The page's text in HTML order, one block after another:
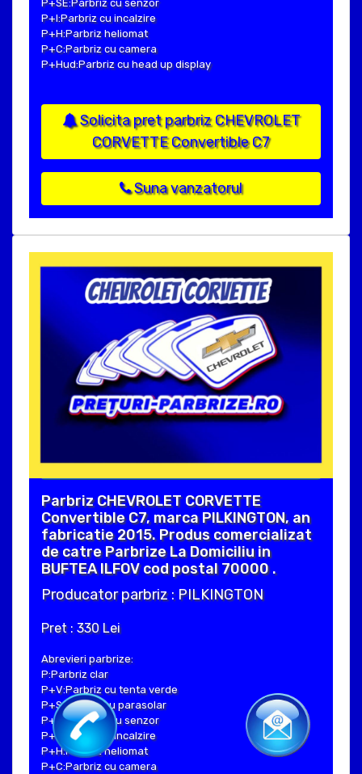
P+SE:Parbriz cu senzor
P+I:Parbriz cu incalzire
P+H:Parbriz heliomat
P+C:Parbriz cu camera
P+Hud:Parbriz cu head up display
Solicita pret parbriz CHEVROLET
CORVETTE Convertible C7
Suna vanzatorul
Parbriz CHEVROLET CORVETTE
Convertible C7, marca PILKINGTON, an
fabricatie 2015. Produs comercializat
de catre Parbrize La Domiciliu in
BUFTEA ILFOV cod postal 70000 .
Producator parbriz : PILKINGTON
Pret : 330 Lei
Abrevieri parbrize:
P:Parbriz clar
P+V:Parbriz cu tenta verde
P+S:Parbriz cu parasolar
P+SE:Parbriz cu senzor
P+I:Parbriz cu incalzire
P+H:Parbriz heliomat
P+C:Parbriz cu camera